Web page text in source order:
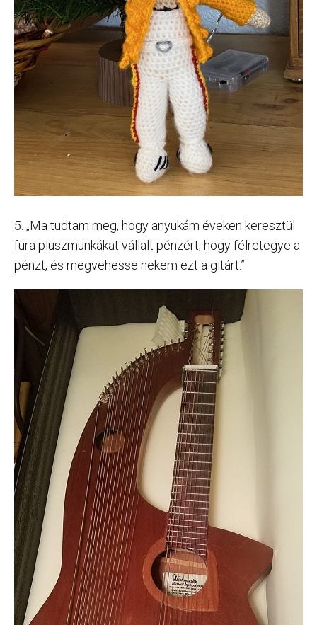
5. „Ma tudtam meg, hogy anyukám éveken keresztül
fura pluszmunkákat vállalt pénzért, hogy félretegye a
pénzt, és megvehesse nekem ezt a gitárt.”